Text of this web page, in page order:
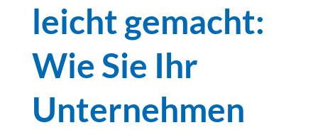
leicht gemacht:
Wie Sie Ihr
Unternehmen